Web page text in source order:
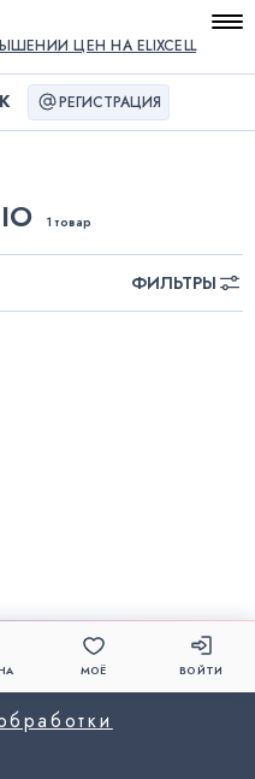
ЦЕН НА ELIXCELL
РЕГИСТРАЦИЯ
1 товар
ФИЛЬТРЫ
МОЁ ВОЙТИ